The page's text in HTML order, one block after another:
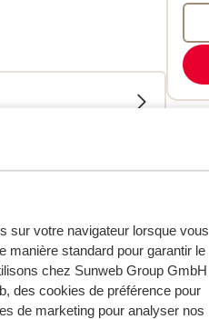
sur votre navigateur lorsque vous
manière standard pour garantir le
chez Sunweb Group GmbH
des cookies de préférence pour
de marketing pour analyser nos